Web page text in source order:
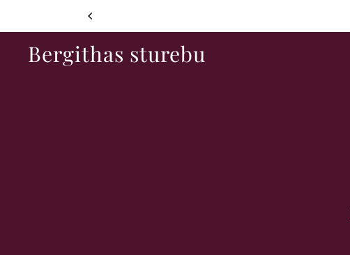
SKIP TO CONTENT
Bergithas sturebu